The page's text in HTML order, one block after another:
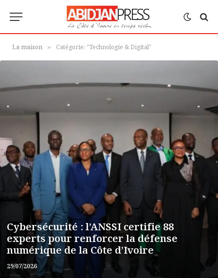
La maison » Catégorie: "Technologie & Digital"
Cybersécurité : l’ANSSI certifie 88
experts pour renforcer la défense
numérique de la Côte d’Ivoire
29/07/2026